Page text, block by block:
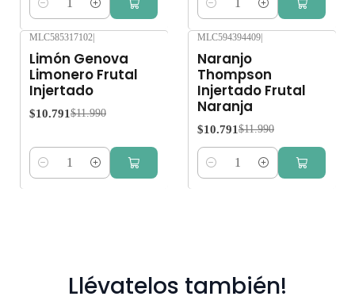
Cantidad Cantidad
MLC585317102
Limón Genova
Limonero Frutal
Injertado
$10.791 $11.990
Cantidad
MLC594394409
Naranjo
Thompson
Injertado Frutal
Naranja
$10.791 $11.990
Cantidad
Llévatelos también!